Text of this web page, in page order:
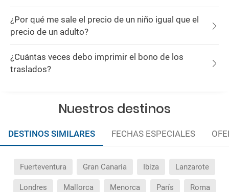
¿Por qué me sale el precio de un niño igual que el
precio de un adulto?
¿Cuántas veces debo imprimir el bono de los
traslados?
Nuestros destinos
DESTINOS SIMILARES FECHAS ESPECIALES
Fuerteventura Gran Canaria Ibiza Lanzarote
Londres Mallorca Menorca París Roma